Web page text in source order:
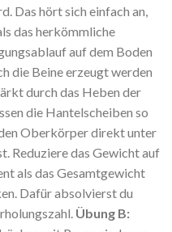
Das hört sich einfach an,
das herkömmliche
auf dem Boden
die Beine erzeugt werden
durch das Heben der
die Hantelscheiben so
Oberkörper direkt unter
Reduziere das Gewicht auf
als das Gesamtgewicht
Dafür absolvierst du
Übung B: